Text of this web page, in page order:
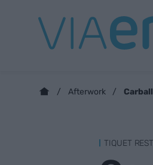
Afterwork
TIQUET